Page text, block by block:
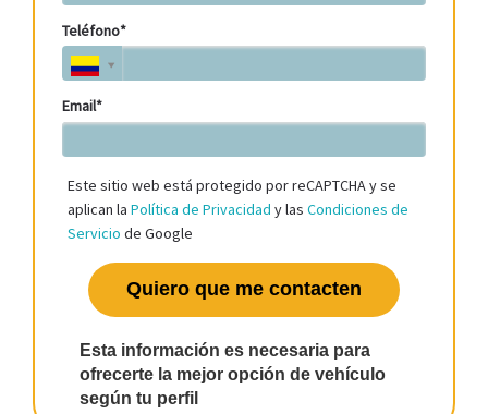
Teléfono*
Email*
Este sitio web está protegido por reCAPTCHA y se
aplican la Política de Privacidad y las Condiciones de
Servicio de Google
Quiero que me contacten
Esta información es necesaria para
ofrecerte la mejor opción de vehículo
según tu perfil